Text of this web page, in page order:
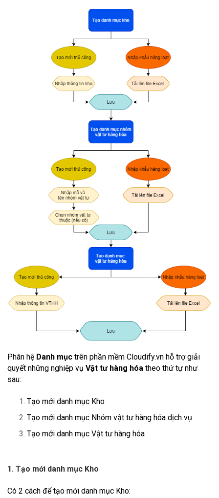
Phân hệ Danh mục trên phần mềm Cloudify.vn hỗ trợ giải
quyết những nghiệp vụ Vật tư hàng hóa theo thứ tự như
sau:
Tạo mới danh mục Kho
Tạo mới danh mục Nhóm vật tư hàng hóa dịch vụ
Tạo mới danh mục Vật tư hàng hóa
1. Tạo mới danh mục Kho
Có 2 cách để tạo mới danh mục Kho: